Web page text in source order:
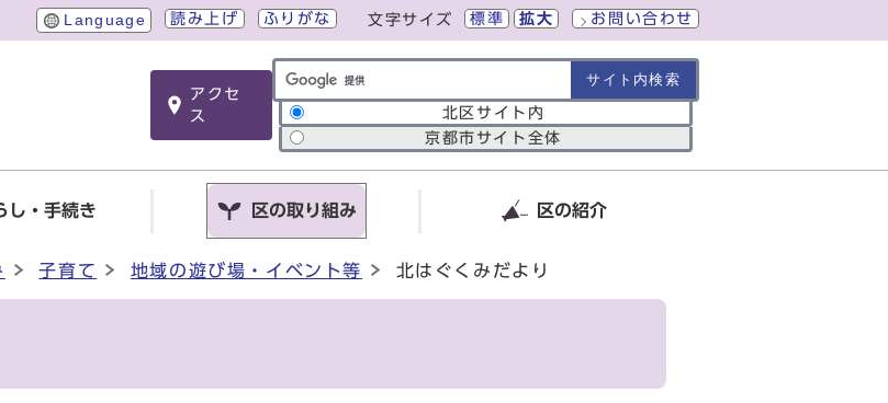
Language 読み上げ ふりがな 文字サイズ 標準 拡大 お問い合わせ
アクセ
ス
サイト内検索の範囲
北区サイト内
京都市サイト全体
し・手続き 区の取り組み 区の紹介
子育て 地域の遊び場・イベント等 北はぐくみだより